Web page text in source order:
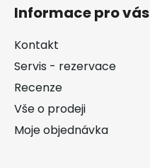
Informace pro vás
Kontakt
Servis - rezervace
Recenze
Vše o prodeji
Moje objednávka